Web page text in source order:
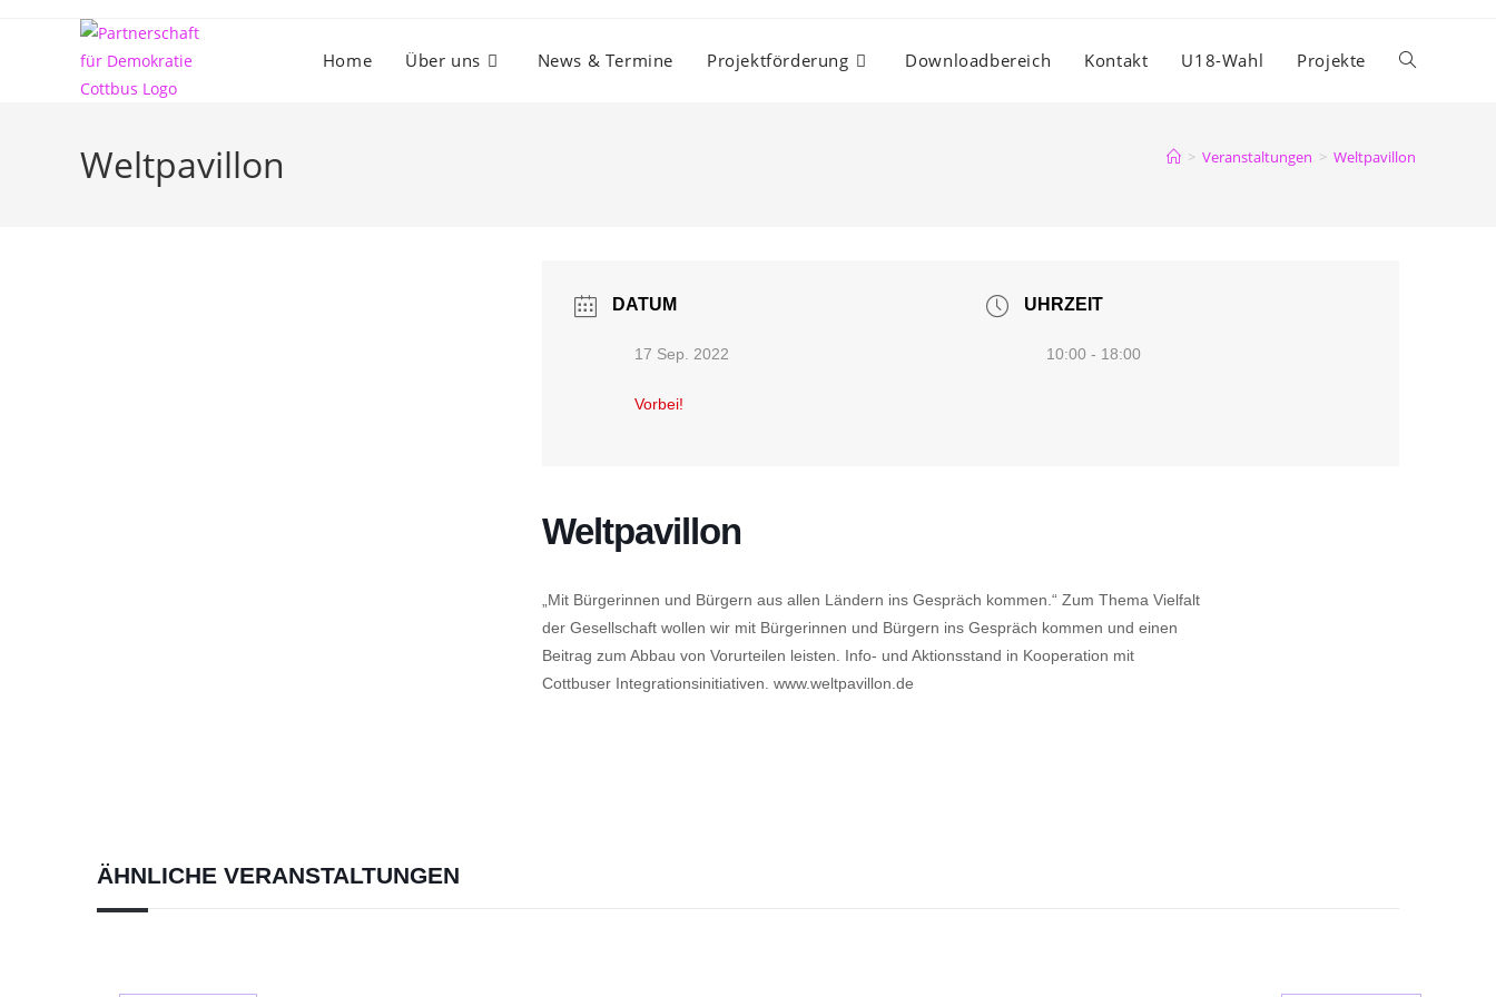
Home Über uns News & Termine Projektförderung Downloadbereich Kontakt U18-Wahl Projekte Website-
Weltpavillon > Veranstaltungen > Weltpavillon
DATUM
17 Sep. 2022
Vorbei!
UHRZEIT
10:00 - 18:00
Weltpavillon
„Mit Bürgerinnen und Bürgern aus allen Ländern ins Gespräch kommen.“ Zum Thema Vielfalt
der Gesellschaft wollen wir mit Bürgerinnen und Bürgern ins Gespräch kommen und einen
Beitrag zum Abbau von Vorurteilen leisten. Info- und Aktionsstand in Kooperation mit
Cottbuser Integrationsinitiativen. www.weltpavillon.de
ÄHNLICHE VERANSTALTUNGEN